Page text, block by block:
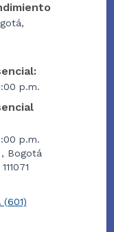
p.m.
p.m.
, Bogotá
(601)